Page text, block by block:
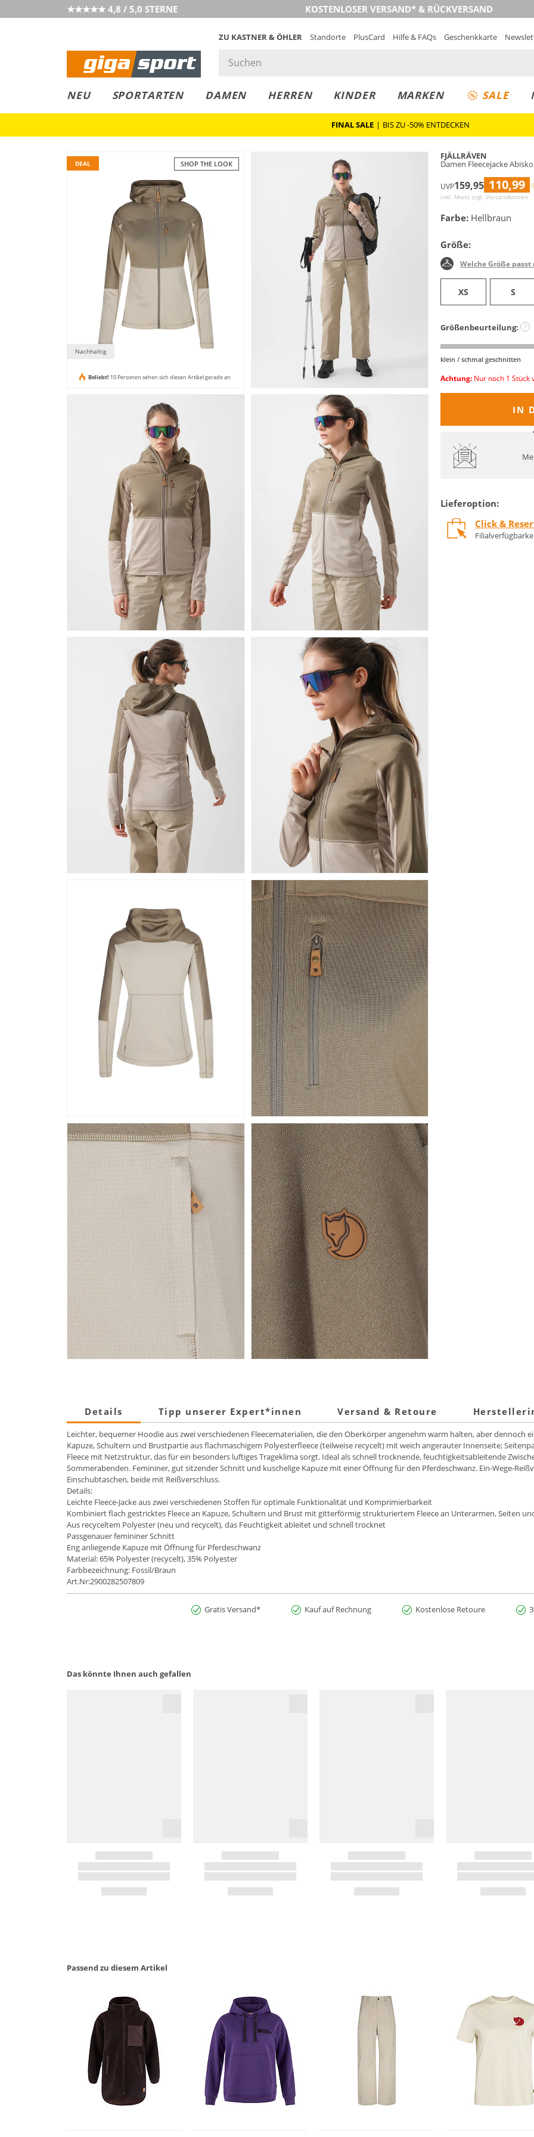
★★★★★ 4,8 / 5,0 STERNE KOSTENLOSER VERSAND* & RÜCKVERSAND
ZU KASTNER & ÖHLER Standorte PlusCard Hilfe & FAQs Geschenkkarte
NEU SPORTARTEN DAMEN HERREN KINDER MARKEN SALE
LEASING
COLLECT
RESERVE
FINAL SALE | BIS ZU -50% ENTDECKEN
SHOP THE LOOK
DEAL
Nachhaltig
Beliebt! 10 Personen sehen sich diesen Artikel gerade an
FJÄLLRÄVEN
Damen Fleecejacke
UVP159,95 110,99
inkl. Mwst zzgl. Versandkosten
Farbe: Hellbraun
Größe:
Welche Größe passt
XS S
Größenbeurteilung: ?
klein / schmal geschnitten
Achtung: Nur noch 1 Stück
IN
Lieferoption:
Click &
Details Tipp unserer Expert*innen Versand & Retoure
Leichter, bequemer Hoodie aus zwei verschiedenen Fleecematerialien, die den Oberkörper angenehm warm halten, aber dennoch
Kapuze, Schultern und Brustpartie aus flachmaschigem Polyesterfleece (teilweise recycelt) mit weich angerauter Innenseite;
Fleece mit Netzstruktur, das für ein besonders luftiges Trageklima sorgt. Ideal als schnell trocknende, feuchtigkeitsableitende
Sommerabenden. Femininer, gut sitzender Schnitt und kuschelige Kapuze mit einer Öffnung für den Pferdeschwanz. Ein-Wege-
Einschubtaschen, beide mit Reißverschluss.
Details:
Leichte Fleece-Jacke aus zwei verschiedenen Stoffen für optimale Funktionalität und Komprimierbarkeit
Kombiniert flach gestricktes Fleece an Kapuze, Schultern und Brust mit gitterförmig strukturiertem Fleece an Unterarmen, Seiten
Aus recyceltem Polyester (neu und recycelt), das Feuchtigkeit ableitet und schnell trocknet
Passgenauer femininer Schnitt
Eng anliegende Kapuze mit Öffnung für Pferdeschwanz
Material: 65% Polyester (recycelt), 35% Polyester
Farbbezeichnung: Fossil/Braun
Art.Nr:2900282507809
Gratis Versand* Kauf auf Rechnung Kostenlose Retoure
Das könnte Ihnen auch gefallen
Passend zu diesem Artikel